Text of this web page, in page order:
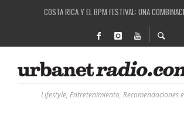
COSTA RICA Y EL BPM FESTIVAL: UNA
RUTAS NATURBANAS: EL PROYECTO QUE ESTÁ
LA HISTORIA DETRÁS DE LA MÚSICA ELECTRÓNICA: BBC
Lifestyle, Entretenimiento, Recomendaciones